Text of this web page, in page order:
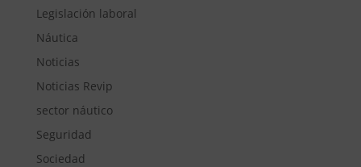
Legislación laboral
Náutica
Noticias
Noticias Revip
sector náutico
Seguridad
Sociedad